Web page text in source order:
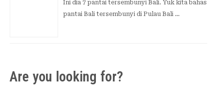
Ini dia 7 pantai tersembunyi Bali. Yuk kita bahas
pantai Bali tersembunyi di Pulau Bali …
Are you looking for?